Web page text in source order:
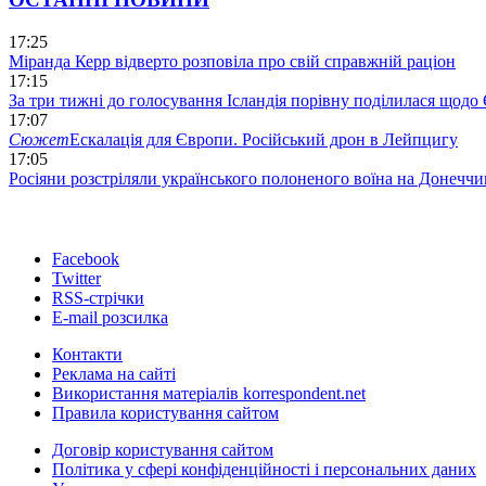
17:25
Міранда Керр відверто розповіла про свій справжній раціон
17:15
За три тижні до голосування Ісландія порівну поділилася
17:07
СюжетЕскалація для Європи. Російський дрон в Лейпцигу
17:05
Росіяни розстріляли українського полоненого воїна на
Facebook
Twitter
RSS-стрічки
E-mail розсилка
Контакти
Реклама на сайті
Використання матеріалів korrespondent.net
Правила користування сайтом
Договір користування сайтом
Політика у сфері конфіденційності і персональних даних